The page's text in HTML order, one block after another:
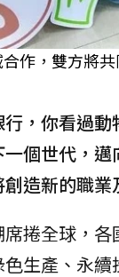
作，雙方將
，你看過
個世代，
造新的職業
捲全球，
生產、永續